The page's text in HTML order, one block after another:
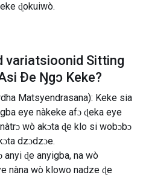
ɖokuiwò.
variatsioonid Sitting
Ðe Ŋgɔ Keke?
Matsyendrasana): Keke sia
eye nàkeke afɔ ɖeka eye
wò akɔta ɖe klo si wobɔbɔ
dzɔdzɔe.
anyi ɖe anyigba, na wò
nàna wò klowo nadze ɖe